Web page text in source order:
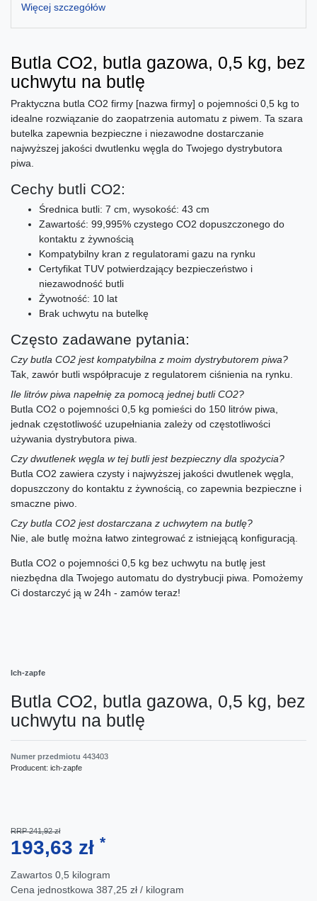
Więcej szczegółów
Butla CO2, butla gazowa, 0,5 kg, bez
uchwytu na butlę
Praktyczna butla CO2 firmy [nazwa firmy] o pojemności 0,5 kg to
idealne rozwiązanie do zaopatrzenia automatu z piwem. Ta szara
butelka zapewnia bezpieczne i niezawodne dostarczanie
najwyższej jakości dwutlenku węgla do Twojego dystrybutora
piwa.
Cechy butli CO2:
Średnica butli: 7 cm, wysokość: 43 cm
Zawartość: 99,995% czystego CO2 dopuszczonego do
kontaktu z żywnością
Kompatybilny kran z regulatorami gazu na rynku
Certyfikat TUV potwierdzający bezpieczeństwo i
niezawodność butli
Żywotność: 10 lat
Brak uchwytu na butelkę
Często zadawane pytania:
Czy butla CO2 jest kompatybilna z moim dystrybutorem piwa?
Tak, zawór butli współpracuje z regulatorem ciśnienia na rynku.
Ile litrów piwa napełnię za pomocą jednej butli CO2?
Butla CO2 o pojemności 0,5 kg pomieści do 150 litrów piwa,
jednak częstotliwość uzupełniania zależy od częstotliwości
używania dystrybutora piwa.
Czy dwutlenek węgla w tej butli jest bezpieczny dla spożycia?
Butla CO2 zawiera czysty i najwyższej jakości dwutlenek węgla,
dopuszczony do kontaktu z żywnością, co zapewnia bezpieczne i
smaczne piwo.
Czy butla CO2 jest dostarczana z uchwytem na butlę?
Nie, ale butlę można łatwo zintegrować z istniejącą konfiguracją.
Butla CO2 o pojemności 0,5 kg bez uchwytu na butlę jest
niezbędna dla Twojego automatu do dystrybucji piwa. Pomożemy
Ci dostarczyć ją w 24h - zamów teraz!
Ich-zapfe
Butla CO2, butla gazowa, 0,5 kg, bez
uchwytu na butlę
Numer przedmiotu 443403
Producent: ich-zapfe
RRP 241,92 zł
193,63 zł *
Zawartos 0,5 kilogram
Cena jednostkowa 387,25 zł / kilogram